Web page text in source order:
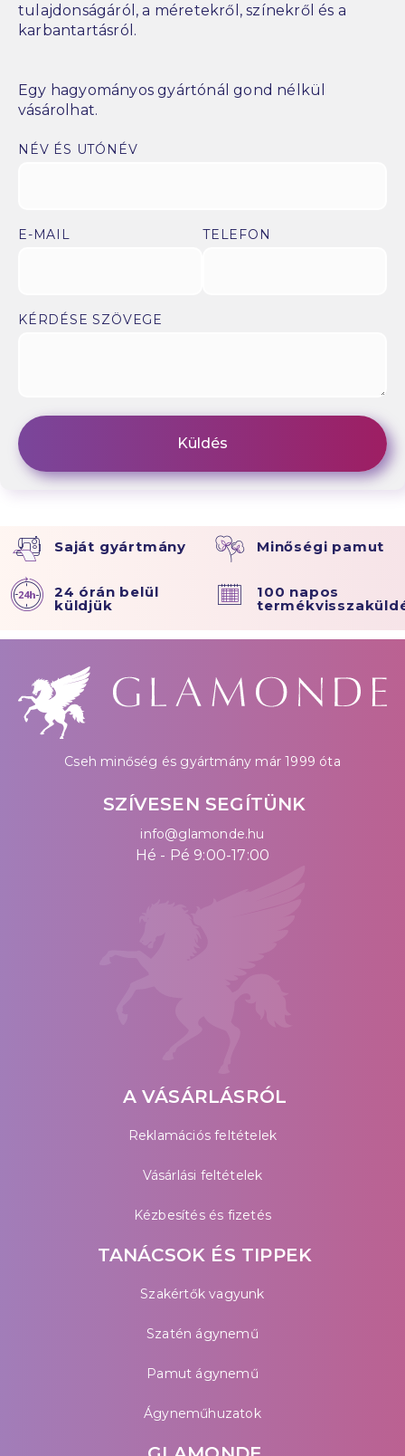
tulajdonságáról, a méretekről, színekről és a
karbantartásról.
Egy hagyományos gyártónál gond nélkül
vásárolhat.
NÉV ÉS UTÓNÉV
E-MAIL TELEFON
KÉRDÉSE SZÖVEGE
Saját gyártmány Minőségi pamut
24 órán belül
küldjük
100 napos
Cseh minőség és gyártmány már 1999 óta
SZÍVESEN SEGÍTÜNK
info@glamonde.hu
Hé - Pé 9:00-17:00
A VÁSÁRLÁSRÓL
Reklamációs feltételek
Vásárlási feltételek
Kézbesítés és fizetés
TANÁCSOK ÉS TIPPEK
Szakértők vagyunk
Szatén ágynemű
Pamut ágynemű
Ágyneműhuzatok